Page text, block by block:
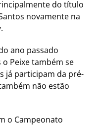
do título
novamente na
ano passado
Peixe também se
já participam da pré-
não estão
o Campeonato